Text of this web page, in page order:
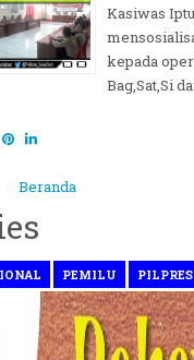
Kasiwas
kepada
Bag,Sat,Si
Beranda
PEMILU PILPRES